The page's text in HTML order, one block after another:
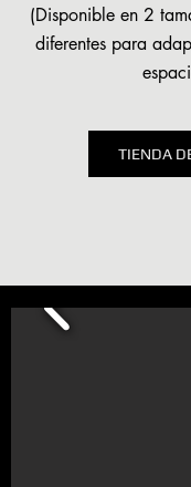
(Disponible en 2
diferentes para
TIENDA